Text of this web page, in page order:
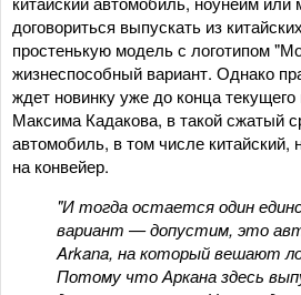
договориться выпускать из
простенькую модель с логотипом
жизнеспособный вариант. Однако
ждет новинку уже до конца
Максима Кадакова, в такой сжатый
автомобиль, в том числе китайский,
на конвейер.
"И тогда остается один
вариант — допустим, это
Arkana, на который вешают
Потому что Аркана здесь